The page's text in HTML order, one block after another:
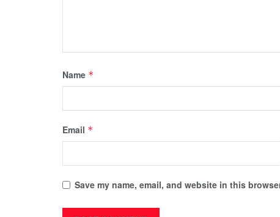
Name *
Email *
Save my name, email, and website in this